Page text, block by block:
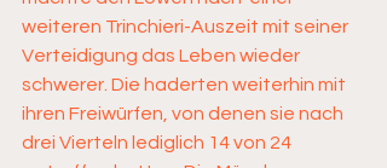
weiteren Trinchieri-Auszeit mit seiner
Verteidigung das Leben wieder
schwerer. Die haderten weiterhin mit
ihren Freiwürfen, von denen sie nach
drei Vierteln lediglich 14 von 24